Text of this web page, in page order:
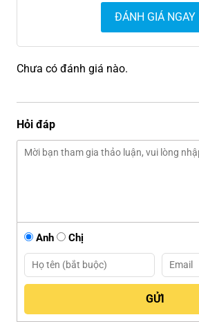
ĐÁNH GIÁ NGAY
Chưa có đánh giá nào.
Hỏi đáp
Anh Chị